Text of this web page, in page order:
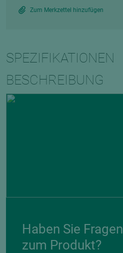
Zum Merkzettel hinzufügen
SPEZIFIKATIONEN
BESCHREIBUNG
Haben Sie Fragen
zum Produkt?